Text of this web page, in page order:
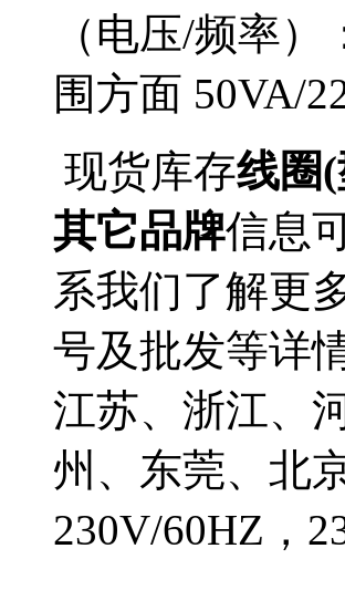
（电压/频率
围方面 50VA/
现货库存线圈(
其它品牌信息
系我们了解更
号及批发等详
江苏、浙江、
州、东莞、北
230V/60HZ，